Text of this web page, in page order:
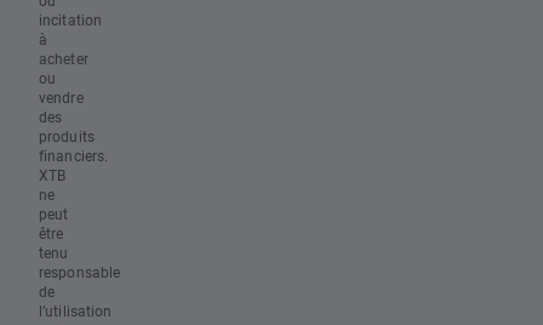
incitation
à
acheter
ou
vendre
des
produits
financiers.
XTB
ne
peut
être
tenu
responsable
de
l’utilisation